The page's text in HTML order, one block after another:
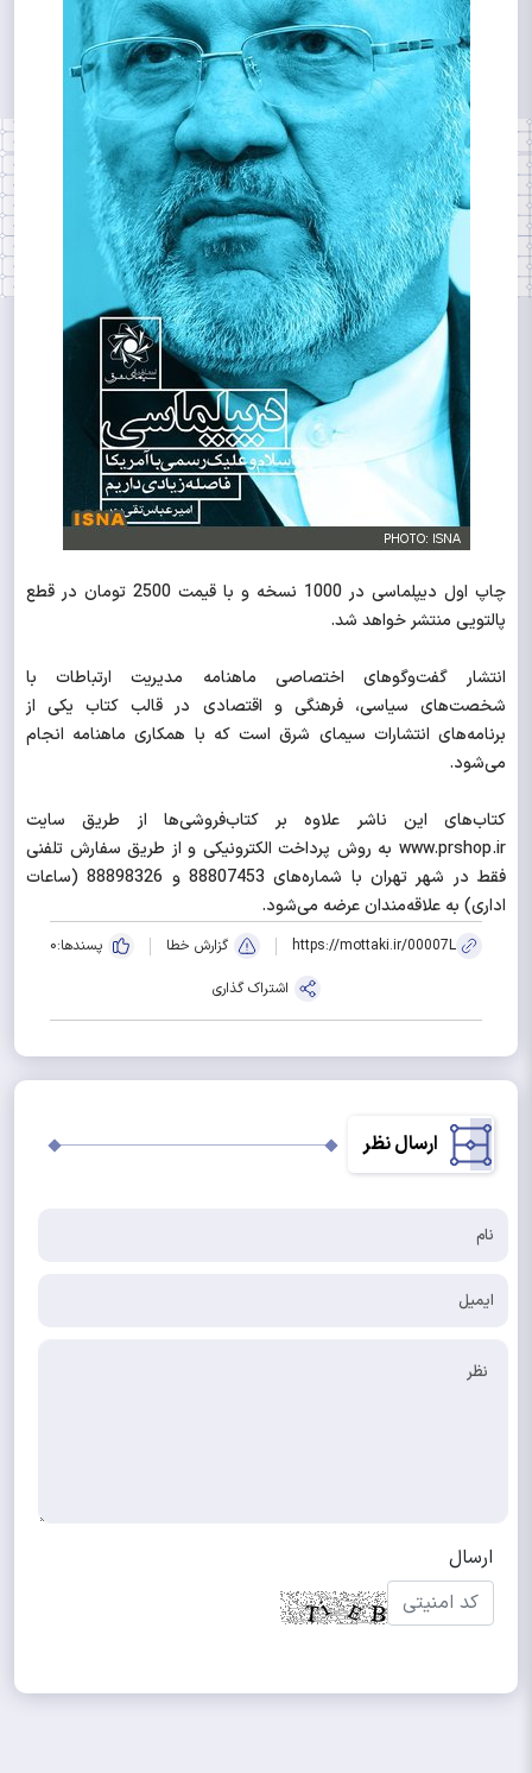
چاپ اول دیپلماسی در 1000 نسخه و با قیمت 2500 تومان در قطع
پالتویی منتشر خواهد شد.
انتشار گفت‌وگوهای اختصاصی ماهنامه مدیریت ارتباطات با
شخصت‌های سیاسی، فرهنگی و اقتصادی در قالب کتاب یکی از
برنامه‌های انتشارات سیمای شرق است که با همکاری ماهنامه انجام
می‌شود.
کتاب‌های این ناشر علاوه بر کتاب‌فروشی‌ها از طریق سایت
www.prshop.ir به روش پرداخت الکترونیکی و از طریق سفارش تلفنی
فقط در شهر تهران با شماره‌های 88807453 و 88898326 (ساعات
اداری) به علاقه‌مندان عرضه می‌شود.
https://mottaki.ir/00007L گزارش خطا پسندها:0
اشتراک گذاری
ارسال نظر